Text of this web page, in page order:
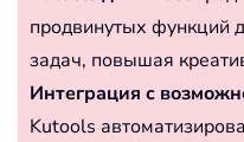
продвинутых функций
задач, повышая
Интеграция с
Kutools